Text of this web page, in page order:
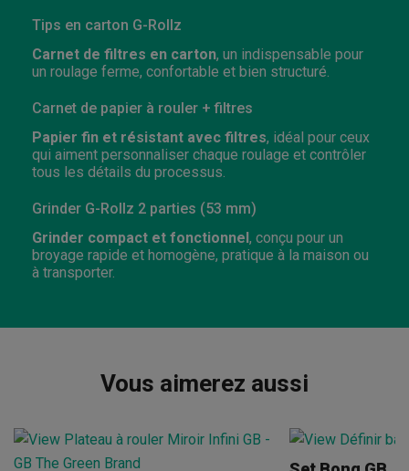
Tips en carton G-Rollz
Carnet de filtres en carton, un indispensable pour
un roulage ferme, confortable et bien structuré.
Carnet de papier à rouler + filtres
Papier fin et résistant avec filtres, idéal pour ceux
qui aiment personnaliser chaque roulage et contrôler
tous les détails du processus.
Grinder G-Rollz 2 parties (53 mm)
Grinder compact et fonctionnel, conçu pour un
broyage rapide et homogène, pratique à la maison ou
à transporter.
Vous aimerez aussi